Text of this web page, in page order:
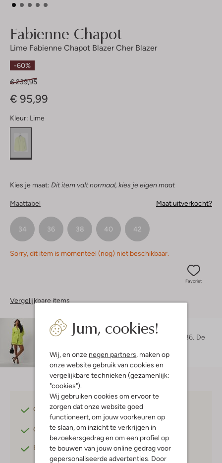
Jum, cookies!
Wij, en onze negen partners, maken op
onze website gebruik van cookies en
vergelijkbare technieken (gezamenlijk:
"cookies").
Wij gebruiken cookies om ervoor te
zorgen dat onze website goed
functioneert, om jouw voorkeuren op
te slaan, om inzicht te verkrijgen in
bezoekersgedrag en om een profiel op
te bouwen van jouw online gedrag voor
gepersonaliseerde advertenties. Door
Fabienne Chapot
Lime Fabienne Chapot Blazer Cher Blazer
-60%
€ 239,95
€ 95,99
Kleur: Lime
Kies je maat: Dit item valt normaal, kies je eigen maat
Maattabel Maat uitverkocht?
34 36 38 40 42
Sorry, dit item is momenteel (nog) niet beschikbaar.
Favoriet
Vergelijkbare items
Maatadvies
Maruschka is 1 meter 72 lang en draagt maat 36. De
Gratis verzendingvanaf €75,-
Gratis retournerenbinnen 30 dagen*
Betaal achterafmet Klarna